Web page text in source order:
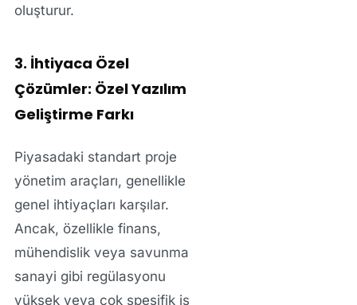
oluşturur.
3. İhtiyaca Özel
Çözümler: Özel Yazılım
Geliştirme Farkı
Piyasadaki standart proje
yönetim araçları, genellikle
genel ihtiyaçları karşılar.
Ancak, özellikle finans,
mühendislik veya savunma
sanayi gibi regülasyonu
yüksekveya çok spesifik iş